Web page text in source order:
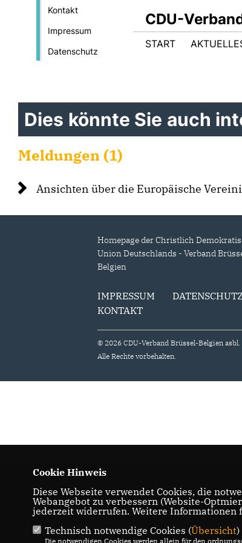
Kontakt
Impressum
Datenschutz
CDU-
START
Dies könnte Sie auch
Meldungen (1)
Ansichten über die Europäische
Homepage der Christlich
Union Deutschlands - Verband
Belgien
IMPRESSUM
KONTAKT
© 2026 CDU-Verband Brüssel-Belgien asbl.
Alle Rechte vorbehalten.
Cookie Hinweis
Diese Webseite verwendet Cookies, die
Webangebot zu verbessern (Website-
jederzeit widerrufen. Weitere Informationen
Technisch notwendige Cookies (Übersicht)
Die notwendigen Cookies werden allein für den